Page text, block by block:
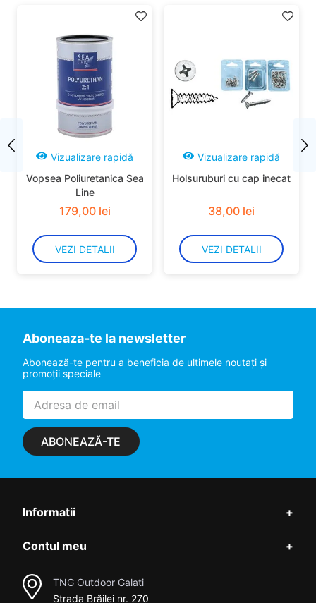
Vizualizare rapidă
Vopsea Poliuretanica Sea
Line
179,00 lei
VEZI DETALII
Vizualizare rapidă
Holsuruburi cu cap inecat
38,00 lei
VEZI DETALII
Aboneaza-te la newsletter
Abonează-te pentru a beneficia de ultimele noutaţi şi
promoţii speciale
ABONEAZĂ-TE
Informatii +
Contul meu +
TNG Outdoor Galati
Strada Brăilei nr. 270